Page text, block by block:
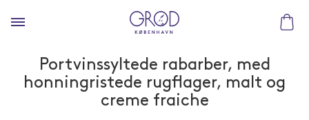
Portvinssyltede rabarber, med
honningristede rugflager, malt og
creme fraiche